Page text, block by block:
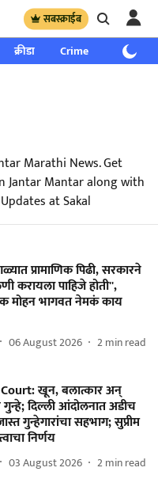
सबस्क्राईब
क्रीडा Crime साप्ताहिक
Marathi News. Get
Jantar Mantar along with
at Sakal
प्रामाणिक पिढी, सरकारने
करायला पाहिजे होती'',
मोहन भागवत नेमकं काय
06 August 2026 2min read
खून, बलात्कार अन्
दिल्ली आंदोलनात अडीच
गुन्हेगारांचा सहभाग; सुप्रीम
निर्णय
03 August 2026 2min read